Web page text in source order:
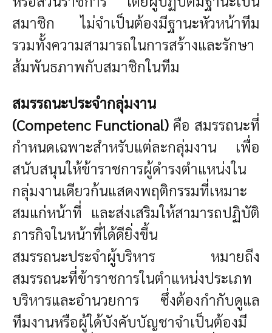
สมาชิก ไม่จำเป็นต้องมีฐานะหัวหน้าทีม
รวมทั้งความสามารถในการสร้างและรักษา
ส้มพันธภาพกับสมาชิกในทีม
สมรรถนะประจำกลุ่มงาน
(Competenc Functional) คือ สมรรถนะที่
กำหนดเฉพาะสำหรับแต่ละกลุ่มงาน เพื่อ
สนับสนุนให้ข้าราชการผู้ดำรงตำแหน่งใน
กลุ่มงานเดียวก้นแสดงพฤติกรรมที่เหมาะ
สมแก่หน้าที่ และส่งเสริมให้สามารถปฏิบัติ
ภารกิจในหน้าที่ได้ดียิ่งขึ้น
สมรรถนะประจำผู้บริหาร หมายถึง
สมรรถนะที่ข้าราชการในตำแหน่งประเภท
บริหารและอำนวยการ ซึ่งต้องกำกับดูแล
ทีมงานหรือผู้ใด้บังคับบัญชาจำเป็นต้องมี